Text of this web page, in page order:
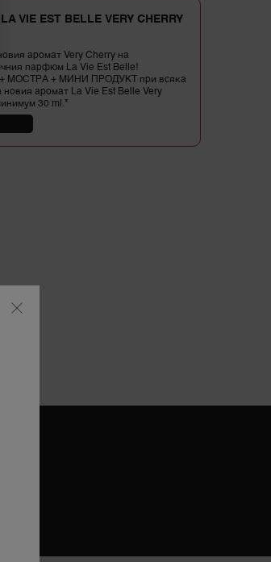
VIE EST BELLE VERY CHERRY
аромат Very Cherry на
парфюм La Vie Est Belle!
МОСТРА + МИНИ ПРОДУКТ при всяка
новия аромат La Vie Est Belle Very
30 ml.*